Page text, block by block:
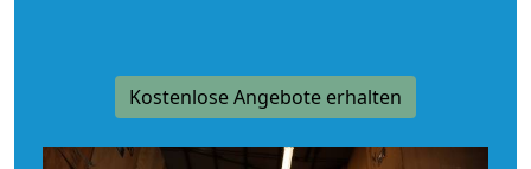
Kostenlose Angebote erhalten